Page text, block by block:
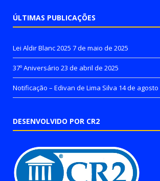
ÚLTIMAS PUBLICAÇÕES
Lei Aldir Blanc 2025 7 de maio de 2025
37º Aniversário 23 de abril de 2025
Notificação – Edivan de Lima Silva 14 de agosto
DESENVOLVIDO POR CR2